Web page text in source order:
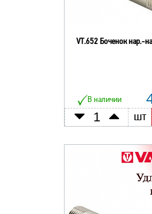
VT.652 Боченок нар.-
В наличии
шт